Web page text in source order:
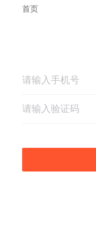
首页